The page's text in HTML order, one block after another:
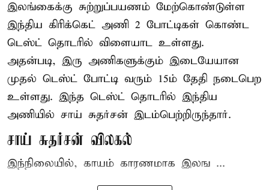
இலங்கைக்கு சுற்றுப்பயணம் மேற்கொண்டுள்ள
இந்திய கிரிக்கெட் அணி 2 போட்டிகள் கொண்ட
டெஸ்ட் தொடரில் விளையாட உள்ளது.
அதன்படி, இரு அணிகளுக்கும் இடையேயான
முதல் டெஸ்ட் போட்டி வரும் 15ம் தேதி நடைபெற
உள்ளது. இந்த டெஸ்ட் தொடரில் இந்திய
அணியில் சாய் சுதர்சன் இடம்பெற்றிருந்தார்.
சாய் சுதர்சன் விலகல்
இந்நிலையில், காயம் காரணமாக இலங ...